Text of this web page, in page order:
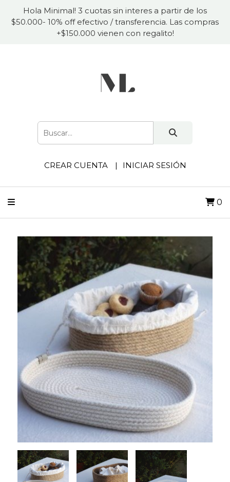
Hola Minimal! 3 cuotas sin interes a partir de los
$50.000- 10% off efectivo / transferencia. Las compras
+$150.000 vienen con regalito!
CREAR CUENTA INICIAR SESIÓN
0